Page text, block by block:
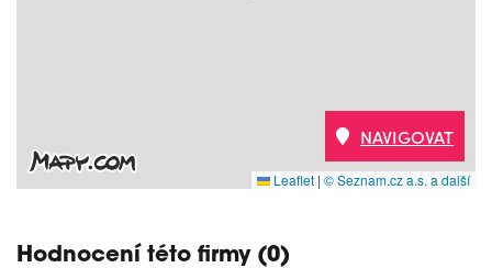
Leaflet | © Seznam.cz a.s. a další
NAVIGOVAT
Hodnocení této firmy (0)